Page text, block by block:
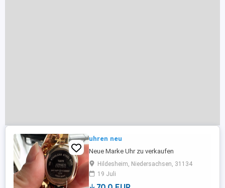
uhren neu
Neue Marke Uhr zu verkaufen
Hildesheim, Niedersachsen, 31134
19 Juli